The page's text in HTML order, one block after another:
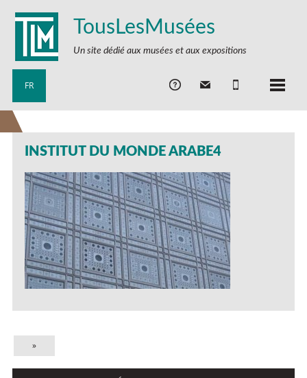
TousLesMusées
Un site dédié aux musées et aux expositions
FR
INSTITUT DU MONDE ARABE4
»